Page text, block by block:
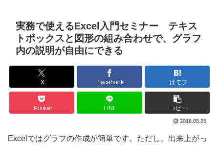
実務で使えるExcel入門セミナー テキス
トボックスと図形の組み合わせで、グラフ
内の説明が自由にできる
X Facebook はてブ
Pocket LINE コピー
2016.05.25
Excelではグラフの作成が簡単です。ただし、出来上がっ